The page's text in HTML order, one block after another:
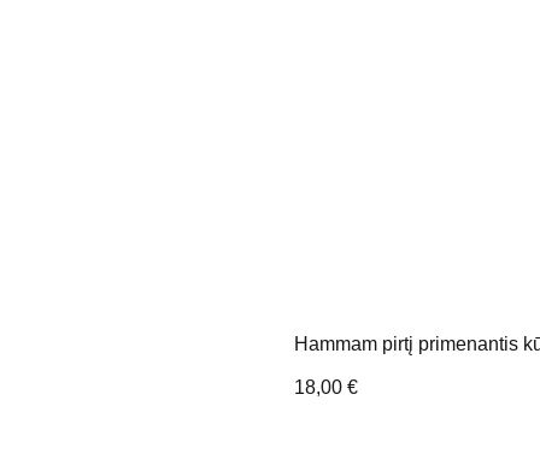
Hammam pirtį primenantis
18,00 €